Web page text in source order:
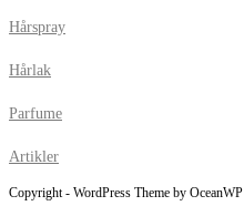
Hårspray
Hårlak
Parfume
Artikler
Copyright - WordPress Theme by OceanWP